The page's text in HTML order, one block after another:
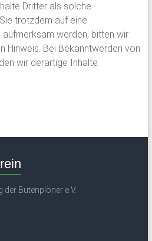
Dritter als solche
trotzdem auf eine
werden, bitten wir
Hinweis. Bei Bekanntwerden von
wir derartige Inhalte
Butenplöner e.V.